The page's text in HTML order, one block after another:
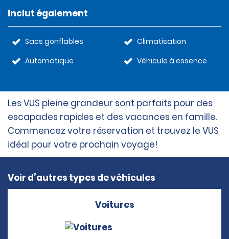
Inclut également
Sacs gonflables
Automatique
Climatisation
Véhicule à essence
Les VUS pleine grandeur sont parfaits pour des
escapades rapides et des vacances en famille.
Commencez votre réservation et trouvez le VUS
idéal pour votre prochain voyage!
Voir d’autres types de véhicules
Voitures